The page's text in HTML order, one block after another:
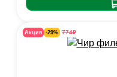
Акция -29% 774₽